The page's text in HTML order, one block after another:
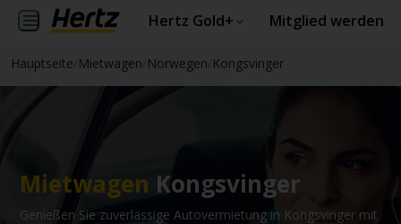
Hertz Gold+ Mitglied werden
Hauptseite Mietwagen Norwegen Kongsvinger
Mietwagen Kongsvinger
Genießen Sie zuverlässige Autovermietung in Kongsvinger mit